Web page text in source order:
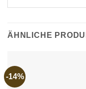
ÄHNLICHE
-14%